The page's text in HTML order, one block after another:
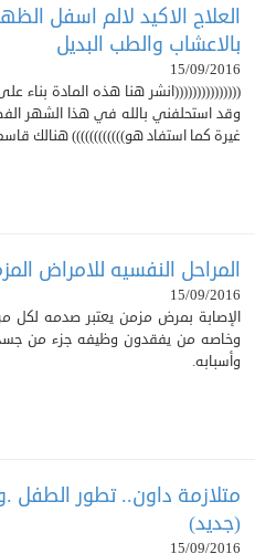
العلاج الاكيد لالم اسفل
بالاعشاب والطب البديل
15/09/2016
(((((((((((((((انشر هنا هذه المادة بناء
غيرة كما استفاد هو)))))))))))) هنالك
المراحل النفسيه للامراض
15/09/2016
الإصابة بمرض مزمن يعتبر صدمه
وخاصه من يفقدون وظيفه جزء من
وأسبابه.
متلازمة داون.. تطور الطفل
(جديد)
15/09/2016